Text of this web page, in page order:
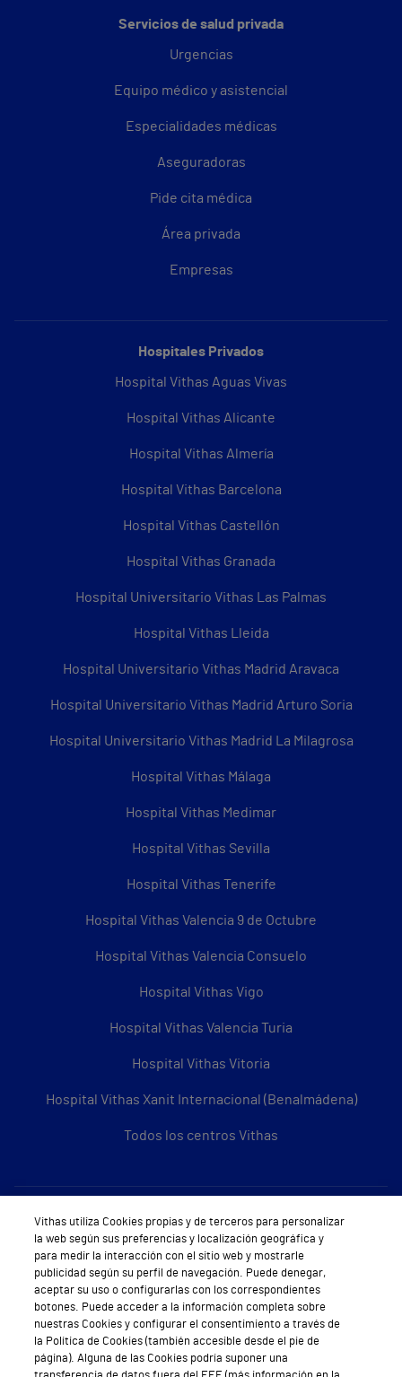
Servicios de salud privada
Urgencias
Equipo médico y asistencial
Especialidades médicas
Aseguradoras
Pide cita médica
Área privada
Empresas
Hospitales Privados
Hospital Vithas Aguas Vivas
Hospital Vithas Alicante
Hospital Vithas Almería
Hospital Vithas Barcelona
Hospital Vithas Castellón
Hospital Vithas Granada
Hospital Universitario Vithas Las Palmas
Hospital Vithas Lleida
Hospital Universitario Vithas Madrid Aravaca
Hospital Universitario Vithas Madrid Arturo Soria
Hospital Universitario Vithas Madrid La Milagrosa
Hospital Vithas Málaga
Hospital Vithas Medimar
Hospital Vithas Sevilla
Hospital Vithas Tenerife
Hospital Vithas Valencia 9 de Octubre
Hospital Vithas Valencia Consuelo
Hospital Vithas Vigo
Hospital Vithas Valencia Turia
Hospital Vithas Vitoria
Hospital Vithas Xanit Internacional (Benalmádena)
Todos los centros Vithas
Sobre Vithas
Quiénes somos
Trabajar en Vithas
Teléfono Cita Médica
Teléfono Atención al Cliente
Vithas utiliza Cookies propias y de terceros para personalizar
la web según sus preferencias y localización geográfica y
para medir la interacción con el sitio web y mostrarle
publicidad según su perfil de navegación. Puede denegar,
aceptar su uso o configurarlas con los correspondientes
botones. Puede acceder a la información completa sobre
nuestras Cookies y configurar el consentimiento a través de
la Política de Cookies (también accesible desde el pie de
página). Alguna de las Cookies podría suponer una